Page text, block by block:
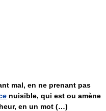
mal, en ne prenant pas
nuisible, qui est ou amène
en un mot (…)